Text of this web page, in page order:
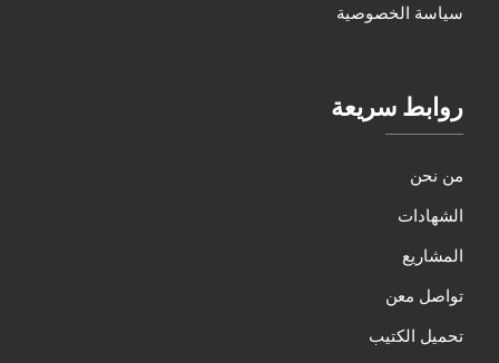
سياسة الخصوصية
روابط سريعة
من نحن
الشهادات
المشاريع
تواصل معن
تحميل الكتيب